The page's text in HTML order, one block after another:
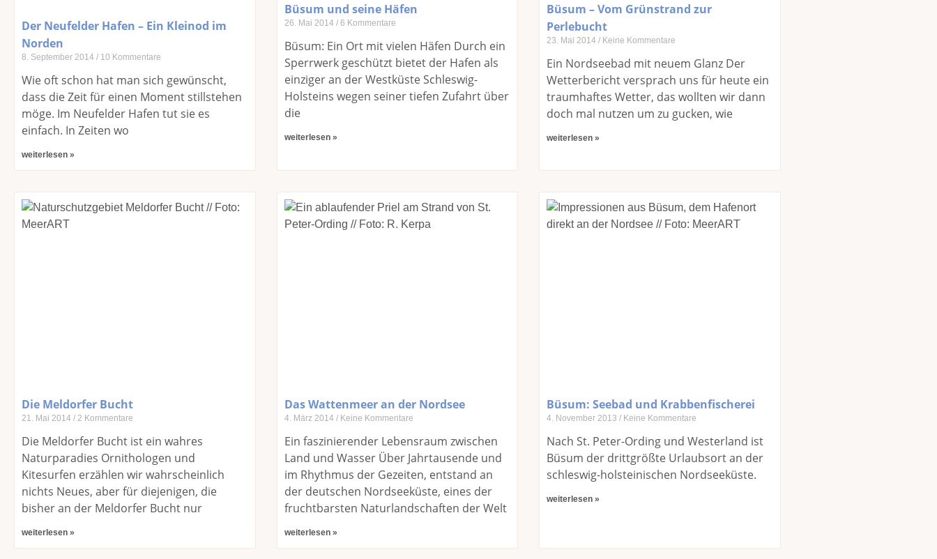
Der Neufelder Hafen – Ein Kleinod im
Norden
8. September 2014 10 Kommentare
Wie oft schon hat man sich gewünscht,
dass die Zeit für einen Moment stillstehen
möge. Im Neufelder Hafen tut sie es
einfach. In Zeiten wo
weiterlesen »
Büsum und seine Häfen
26. Mai 2014 6 Kommentare
Büsum: Ein Ort mit vielen Häfen Durch ein
Sperrwerk geschützt bietet der Hafen als
einziger an der Westküste Schleswig-
Holsteins wegen seiner tiefen Zufahrt über
die
weiterlesen »
Büsum – Vom Grünstrand zur
Perlebucht
23. Mai 2014 Keine Kommentare
Ein Nordseebad mit neuem Glanz Der
Wetterbericht versprach uns für heute ein
traumhaftes Wetter, das wollten wir dann
doch mal nutzen um zu gucken, wie
weiterlesen »
Die Meldorfer Bucht
21. Mai 2014 2 Kommentare
Die Meldorfer Bucht ist ein wahres
Naturparadies Ornithologen und
Kitesurfen erzählen wir wahrscheinlich
nichts Neues, aber für diejenigen, die
bisher an der Meldorfer Bucht nur
weiterlesen »
Das Wattenmeer an der Nordsee
4. März 2014 Keine Kommentare
Ein faszinierender Lebensraum zwischen
Land und Wasser Über Jahrtausende und
im Rhythmus der Gezeiten, entstand an
der deutschen Nordseeküste, eines der
fruchtbarsten Naturlandschaften der Welt
weiterlesen »
Büsum: Seebad und Krabbenfischerei
4. November 2013 Keine Kommentare
Nach St. Peter-Ording und Westerland ist
Büsum der drittgrößte Urlaubsort an der
schleswig-holsteinischen Nordseeküste.
weiterlesen »